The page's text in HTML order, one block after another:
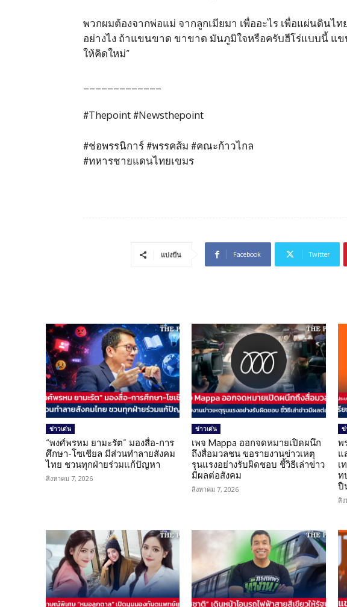
พวกผมต้องจากพ่อแม่ จากลูกเมียมา เพื่ออะไร เพื่อแผ่นดินไ
อย่างไง ถ้าแขนขาด ขาขาด มันภูมิใจหรือครับฮีโร่แบบนี้ แ
ให้คิดใหม่”
#Thepoint #Newsthepoint
#ช่อพรรนิการ์ #พรรคส้ม #คณะก้าวไกล
#ทหารชายแดนไทยเขมร
แบ่งปัน Facebook Twitter
ข่าวเด่น
“พงศ์พรหม ยามะรัต” มองสื่อ-การ
ศึกษา-โซเชียล มีส่วนทำลายสังคม
ไทย ชวนทุกฝ่ายร่วมแก้ปัญหา
สิงหาคม 7, 2026
ข่าวเด่น
เพจ Mappa ออกจดหมายเปิดผนึก
ถึงสื่อมวลชน ขอรายงานข่าวเหตุ
รุนแรงอย่างรับผิดชอบ ชี้วิธีเล่าข่าว
มีผลต่อสังคม
สิงหาคม 7, 2026
ข่
พ
แ
เ
ท
ปื
สิ